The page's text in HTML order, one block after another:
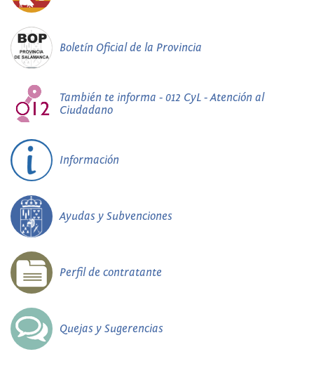
Boletín Oficial de la Provincia
También te informa - 012 CyL - Atención al
Ciudadano
Información
Ayudas y Subvenciones
Perfil de contratante
Quejas y Sugerencias